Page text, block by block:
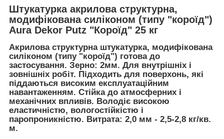
Штукатурка акрилова структурна,
модифікована силіконом (типу "короїд")
Aura Dekor Putz "Короїд" 25 кг
Акрилова структурна штукатурка, модифікована
силіконом (типу "короїд") готова до
застосування. Зерно: 2мм. Для внутрішніх і
зовнішніх робіт. Підходить для поверхонь, які
піддаються високим експлуатаційним
навантаженням. Стійка до атмосферних і
механічних впливів. Володіє високою
еластичністю, вологостійкістю і
паропроникністю. Витрата: 2,0 мм - 2,5-2,8 кг/кв.
м.